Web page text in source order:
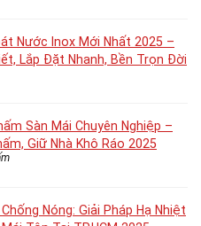
Nước Inox Mới Nhất 2025 –
Lắp Đặt Nhanh, Bền Trọn Đời
Sàn Mái Chuyên Nghiệp –
Giữ Nhà Khô Ráo 2025
Nóng: Giải Pháp Hạ Nhiệt